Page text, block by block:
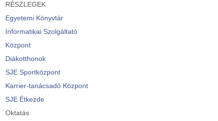
RÉSZLEGEK
Egyetemi Könyvtár
Informatikai Szolgáltató
Központ
Diákotthonok
SJE Sportközpont
Karrier-tanácsadó Központ
SJE Étkezde
Oktatás